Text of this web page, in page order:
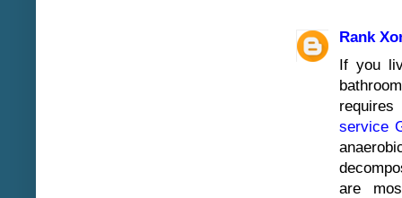
Rank
If you
service
are